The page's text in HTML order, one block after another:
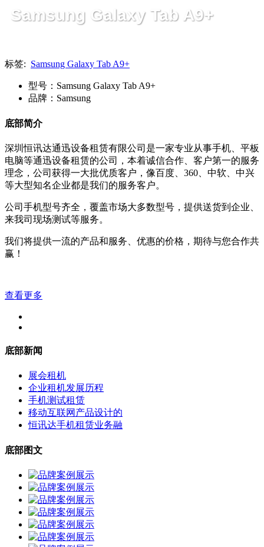
Samsung Galaxy Tab A9+
标签: Samsung Galaxy Tab A9+
型号：Samsung Galaxy Tab A9+
品牌：Samsung
底部简介
深圳恒讯达通迅设备租赁有限公司是一家专业从事手机、平板
电脑等通迅设备租赁的公司，本着诚信合作、客户第一的服务
理念，公司获得一大批优质客户，像百度、360、中软、中兴
等大型知名企业都是我们的服务客户。
公司手机型号齐全，覆盖市场大多数型号，提供送货到企业、
来我司现场测试等服务。
我们将提供一流的产品和服务、优惠的价格，期待与您合作共
赢！
查看更多
底部新闻
展会租机
企业租机发展历程
手机测试租赁
移动互联网产品设计的
恒讯达手机租赁业务融
底部图文